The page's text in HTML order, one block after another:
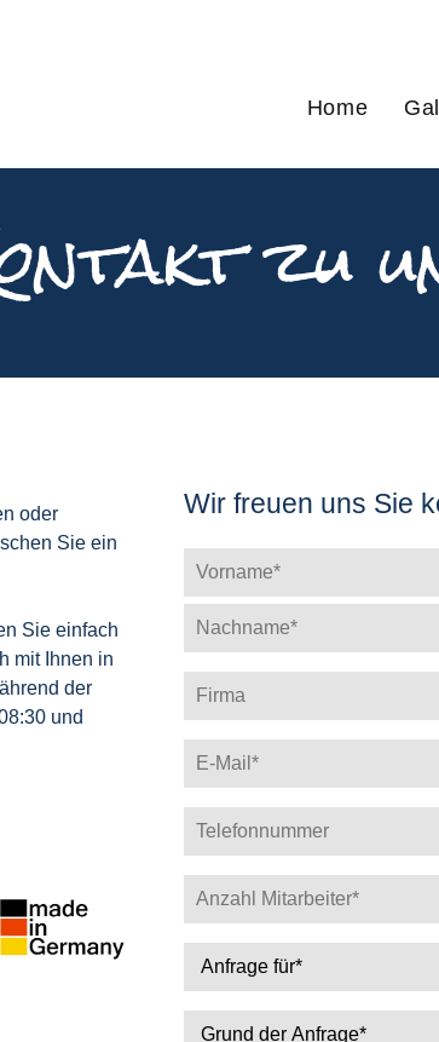
Home
zu
oder
Sie ein
Sie einfach
mit Ihnen in
der
und
Wir freuen uns Sie